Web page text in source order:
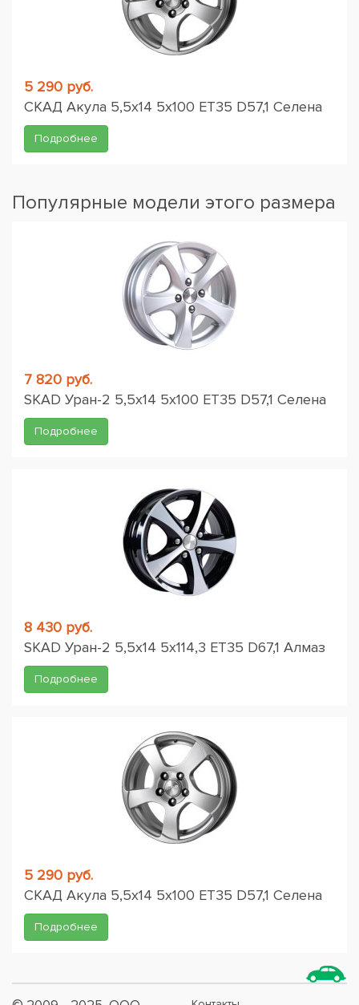
5 290 руб.
СКАД Акула 5,5x14 5x100 ET35 D57,1 Селена
Подробнее
Популярные модели этого размера
7 820 руб.
SKAD Уран-2 5,5x14 5x100 ET35 D57,1 Селена
Подробнее
8 430 руб.
SKAD Уран-2 5,5x14 5x114,3 ET35 D67,1 Алмаз
Подробнее
5 290 руб.
СКАД Акула 5,5x14 5x100 ET35 D57,1 Селена
Подробнее